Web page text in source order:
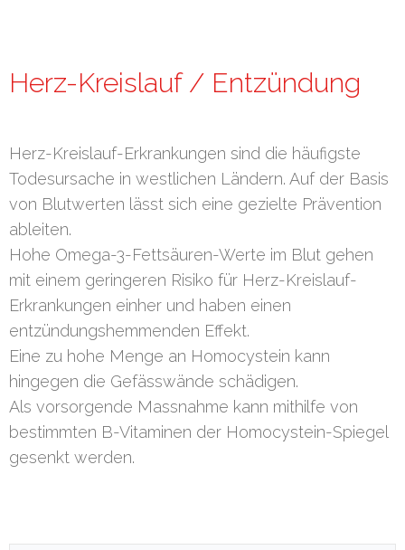
Herz-Kreislauf / Entzündung
Herz-Kreislauf-Erkrankungen sind die häufigste
Todesursache in westlichen Ländern. Auf der Basis
von Blutwerten lässt sich eine gezielte Prävention
ableiten.
Hohe Omega-3-Fettsäuren-Werte im Blut gehen
mit einem geringeren Risiko für Herz-Kreislauf-
Erkrankungen einher und haben einen
entzündungshemmenden Effekt.
Eine zu hohe Menge an Homocystein kann
hingegen die Gefässwände schädigen.
Als vorsorgende Massnahme kann mithilfe von
bestimmten B-Vitaminen der Homocystein-Spiegel
gesenkt werden.